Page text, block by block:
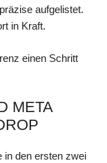
aufgelistet.
in Kraft.
einen Schritt
META
in den ersten zwei